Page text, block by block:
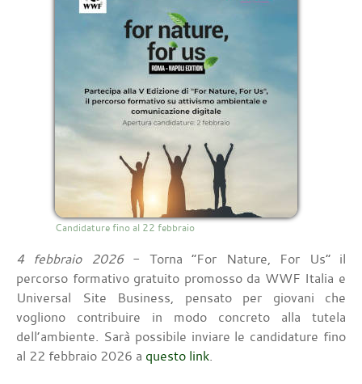
Candidature fino al 22 febbraio
4 febbraio 2026- Torna “For Nature, For Us” il
percorso formativo gratuito promosso da WWF Italia e
Universal Site Business, pensato per giovani che
vogliono contribuire in modo concreto alla tutela
dell’ambiente. Sarà possibile inviare le candidature fino
al 22 febbraio 2026 a questo link.